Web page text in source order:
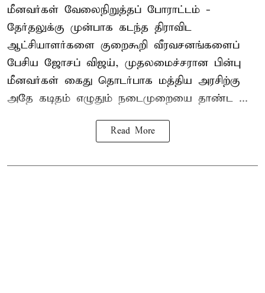
மீனவர்கள் வேலைநிறுத்தப் போராட்டம் -
தேர்தலுக்கு முன்பாக கடந்த திராவிட
ஆட்சியாளர்களை குறைகூறி வீரவசனங்களைப்
பேசிய ஜோசப் விஜய், முதலமைச்சரான பின்பு
மீனவர்கள் கைது தொடர்பாக மத்திய அரசிற்கு
அதே கடிதம் எழுதும் நடைமுறையை தாண்ட ...
Read More